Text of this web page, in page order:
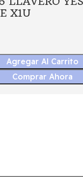
X1U
Agregar Al Carrito
Comprar Ahora